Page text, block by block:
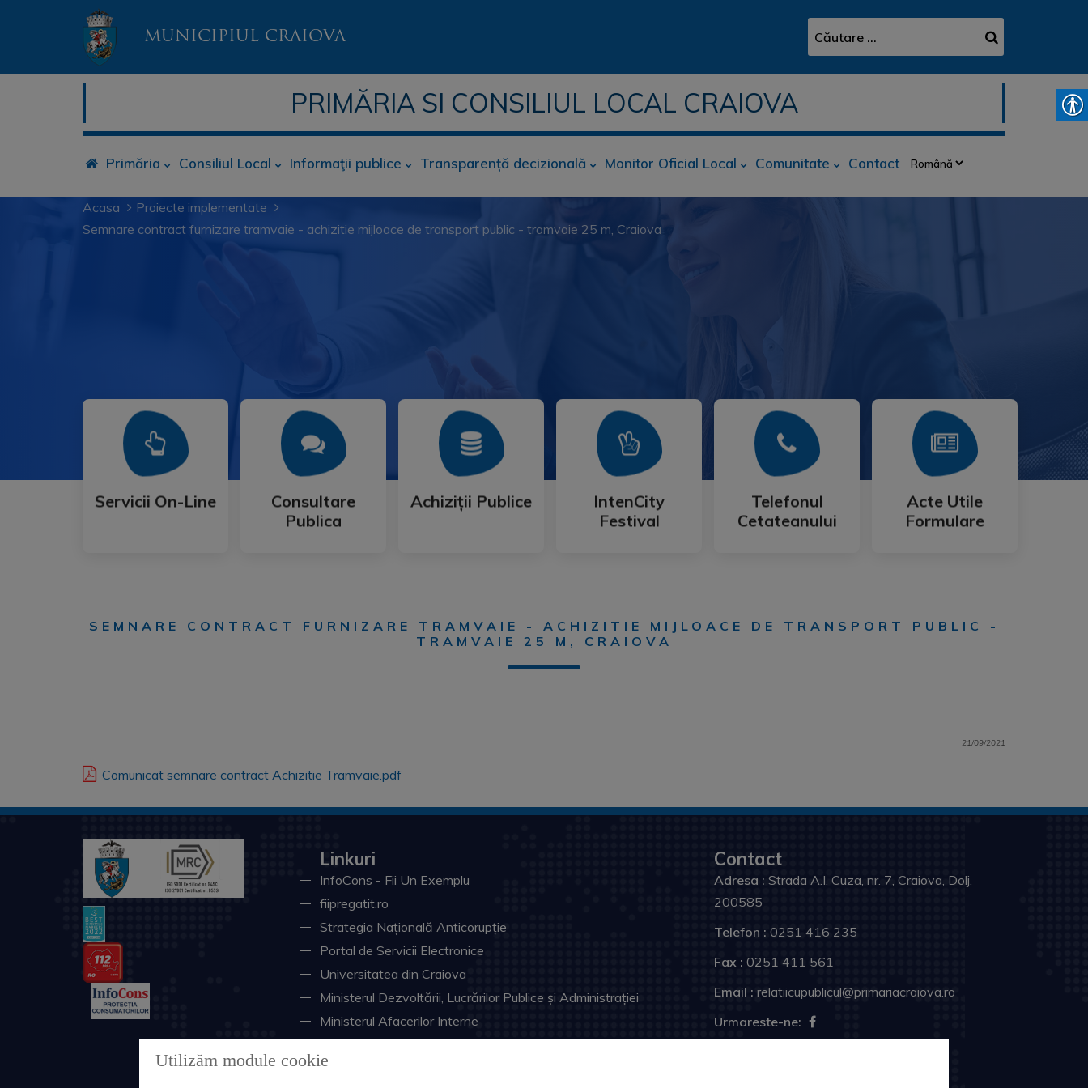
MUNICIPIUL CRAIOVA
PRIMĂRIA SI CONSILIUL LOCAL CRAIOVA
Primăria Consiliul Local Informaţii publice Transparență decizională Monitor Oficial Local Comunitate Contact
Acasa
Proiecte implementate
Semnare contract furnizare tramvaie - achizitie mijloace de transport public - tramvaie 25 m, Craiova
Servicii On-Line
Servicii On-Line
Mai Mult
Consultare
Publica
Consultare
Publica
Mai Mult
Achiziții Publice
Achiziții Publice
Mai Mult
IntenCity
Festival
IntenCity
Festival
Mai Mult
Telefonul
Cetateanului
Telefonul
Cetateanului
Mai Mult
Acte Utile
Formulare
Acte Utile
Formulare
Mai Mult
SEMNARE CONTRACT FURNIZARE TRAMVAIE - ACHIZITIE MIJLOACE DE TRANSPORT PUBLIC -
TRAMVAIE 25 M, CRAIOVA
21/09/2021
Comunicat semnare contract Achizitie Tramvaie.pdf
Linkuri
InfoCons - Fii Un Exemplu
fiipregatit.ro
Strategia Națională Anticorupție
Portal de Servicii Electronice
Universitatea din Craiova
Ministerul Dezvoltării, Lucrărilor Publice și Administrației
Ministerul Afacerilor Interne
Consiliul Judeţean Dolj
Contact
Adresa : Strada A.I. Cuza, nr. 7, Craiova, Dolj,
200585
Telefon : 0251 416 235
Fax : 0251 411 561
Email : relatiicupublicul@primariacraiova.ro
Urmareste-ne:
Utilizăm module cookie